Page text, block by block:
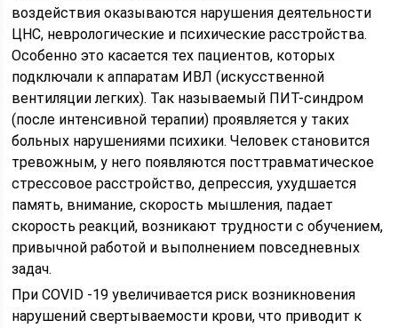
воздействия оказываются нарушения деятельности
ЦНС, неврологические и психические расстройства.
Особенно это касается тех пациентов, которых
подключали к аппаратам ИВЛ (искусственной
вентиляции легких). Так называемый ПИТ-синдром
(после интенсивной терапии) проявляется у таких
больных нарушениями психики. Человек становится
тревожным, у него появляются посттравматическое
стрессовое расстройство, депрессия, ухудшается
память, внимание, скорость мышления, падает
скорость реакций, возникают трудности с обучением,
привычной работой и выполнением повседневных
задач.
При COVID -19 увеличивается риск возникновения
нарушений свертываемости крови, что приводит к